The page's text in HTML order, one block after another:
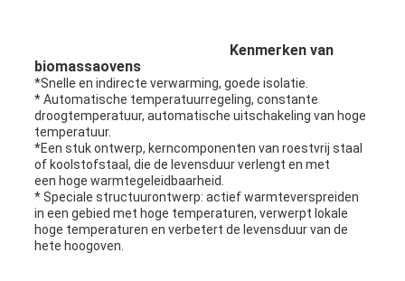
Kenmerken van
biomassaovens
*Snelle en indirecte verwarming, goede isolatie.
* Automatische temperatuurregeling, constante
droogtemperatuur, automatische uitschakeling van hoge
temperatuur.
*Een stuk ontwerp, kerncomponenten van roestvrij staal
of koolstofstaal, die de levensduur verlengt en met
een hoge warmtegeleidbaarheid.
* Speciale structuurontwerp: actief warmteverspreiden
in een gebied met hoge temperaturen, verwerpt lokale
hoge temperaturen en verbetert de levensduur van de
hete hoogoven.